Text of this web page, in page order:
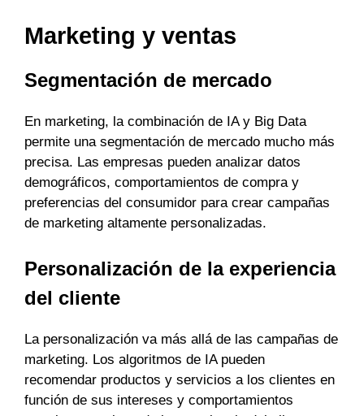
Marketing y ventas
Segmentación de mercado
En marketing, la combinación de IA y Big Data
permite una segmentación de mercado mucho más
precisa. Las empresas pueden analizar datos
demográficos, comportamientos de compra y
preferencias del consumidor para crear campañas
de marketing altamente personalizadas.
Personalización de la experiencia
del cliente
La personalización va más allá de las campañas de
marketing. Los algoritmos de IA pueden
recomendar productos y servicios a los clientes en
función de sus intereses y comportamientos